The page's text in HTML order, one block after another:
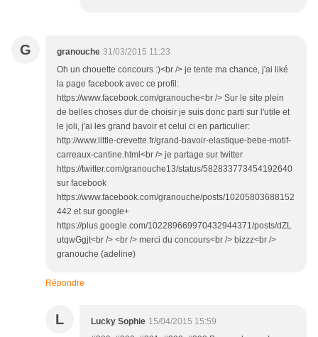
G granouche 31/03/2015 11:23
Oh un chouette concours :)<br /> je tente ma chance, j'ai liké
la page facebook avec ce profil:
https://www.facebook.com/granouche<br /> Sur le site plein
de belles choses dur de choisir je suis donc parti sur l'utile et
le joli, j'ai les grand bavoir et celui ci en particulier:
http://www.little-crevette.fr/grand-bavoir-elastique-bebe-motif-
carreaux-cantine.html<br /> je partage sur twitter
https://twitter.com/granouche13/status/582833773454192640
sur facebook
https://www.facebook.com/granouche/posts/10205803688152
442 et sur google+
https://plus.google.com/102289669970432944371/posts/dZL
utqwGgjt<br /> <br /> merci du concours<br /> bizzz<br />
granouche (adeline)
Répondre
L Lucky Sophie 15/04/2015 15:59